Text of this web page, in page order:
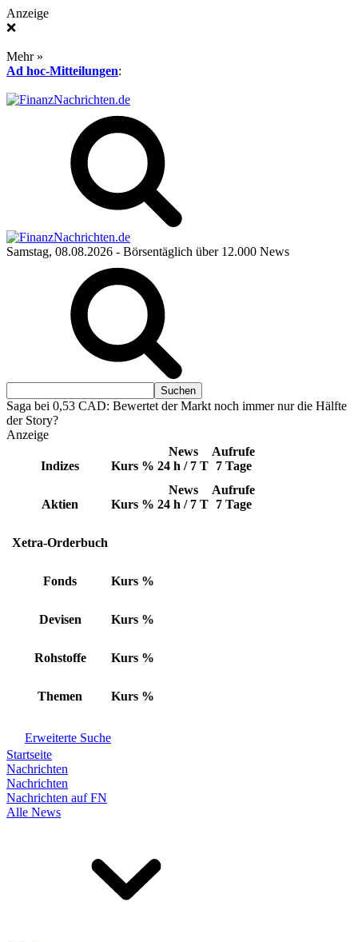
Anzeige
❌
Mehr »
Ad hoc-Mitteilungen:
Samstag, 08.08.2026 - Börsentäglich über 12.000 News
Saga bei 0,53 CAD: Bewertet der Markt noch immer nur die Hälfte
der Story?
Anzeige
Indizes Kurs %
News
24 h / 7 T
Aufrufe
7 Tage
Aktien Kurs %
News
24 h / 7 T
Aufrufe
7 Tage
Xetra-Orderbuch
Fonds Kurs %
Devisen Kurs %
Rohstoffe Kurs %
Themen Kurs %
Erweiterte Suche
Startseite
Nachrichten
Nachrichten
Nachrichten auf FN
Alle News